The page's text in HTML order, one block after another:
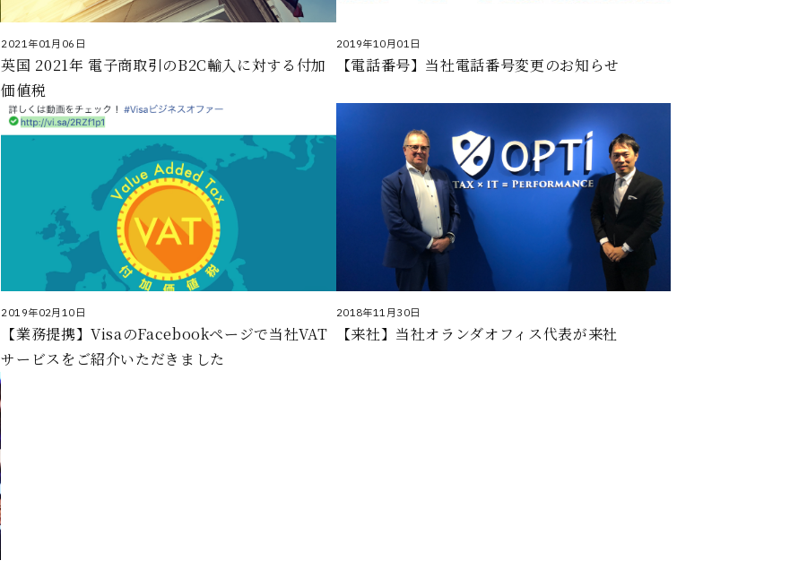
2021年01月06日
英国 2021年 電子商取引のB2C輸入に対する付加
価値税
2019年10月01日
【電話番号】当社電話番号変更のお知らせ
2019年02月10日
【業務提携】VisaのFacebookページで当社VAT
サービスをご紹介いただきました
2018年11月30日
【来社】当社オランダオフィス代表が来社